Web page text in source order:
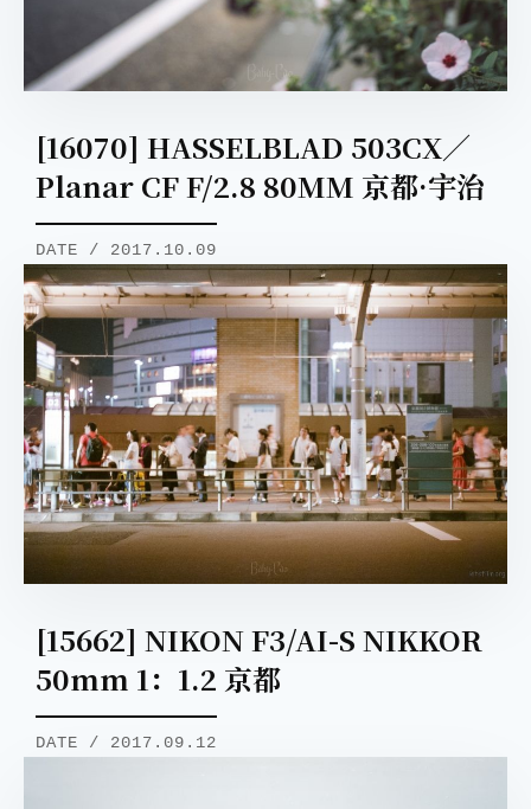
[16070] HASSELBLAD 503CX／
Planar CF F/2.8 80MM 京都·宇治
DATE / 2017.10.09
[15662] NIKON F3/AI-S NIKKOR
50mm 1：1.2 京都
DATE / 2017.09.12